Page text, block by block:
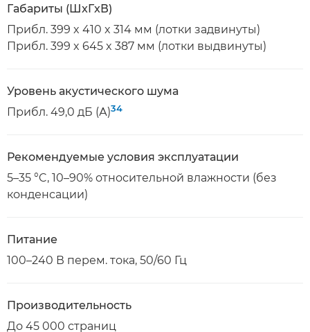
Габариты (ШxГxВ)
Прибл. 399 x 410 x 314 мм (лотки задвинуты)
Прибл. 399 x 645 x 387 мм (лотки выдвинуты)
Уровень акустического шума
Прибл. 49,0 дБ (А)34
Рекомендуемые условия эксплуатации
5–35 °C, 10–90% относительной влажности (без
конденсации)
Питание
100–240 В перем. тока, 50/60 Гц
Производительность
До 45 000 страниц